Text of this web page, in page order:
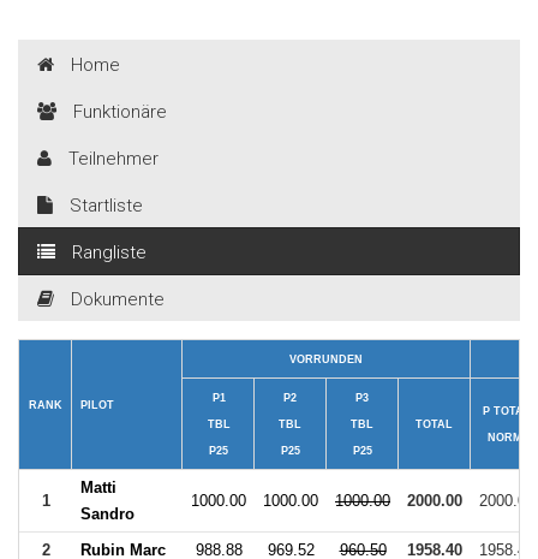
Home
Funktionäre
Teilnehmer
Startliste
Rangliste
Dokumente
RANK PILOT
VORRUNDEN
P1
TBL
P25
P2
TBL
P25
P3
TBL
P25
TOTAL
P TOTAL
NORM.
1
Matti
Sandro
1000.00 1000.00 1000.00 2000.00 2000.00
2 Rubin Marc 988.88 969.52 960.50 1958.40 1958.40